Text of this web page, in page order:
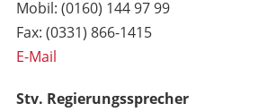
Mobil: (0160) 144 97 99
Fax: (0331) 866-1415
E-Mail
Stv. Regierungssprecher